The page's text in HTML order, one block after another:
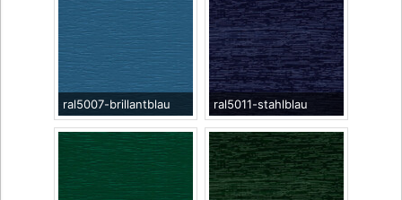
ral5007-brillantblau ral5011-stahlblau